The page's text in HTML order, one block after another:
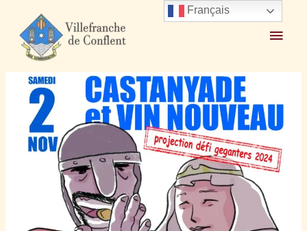
Accueil 2024 octobre
Castanyada 2 novembre organisée par les Géants
Français